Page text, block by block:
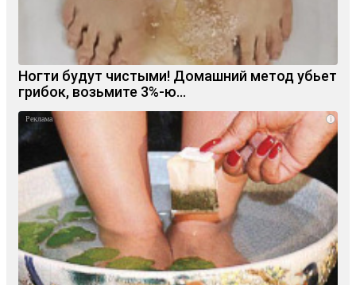
Ногти будут чистыми! Домашний метод убьет
грибок, возьмите 3%-ю…
i